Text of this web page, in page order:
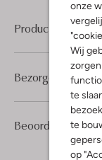
onze
Wij
te
te
op
Product informatie
Beoordelingen
Bezorgen &